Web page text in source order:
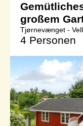
großem
Tjørnevænget -
4 Personen